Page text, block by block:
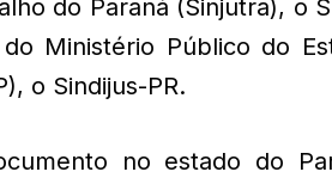
do Paraná (Sinjutra), o
Ministério Público do
o Sindijus-PR.
no estado do